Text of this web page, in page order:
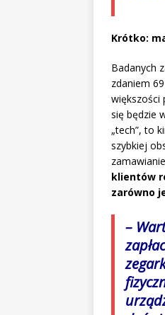
Krótko:
Badanych
zdaniem
większości
się będzie
„tech”, to
szybkiej
klientów
zarówno
–